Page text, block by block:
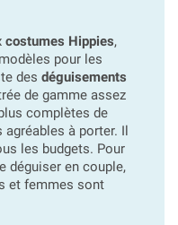
costumes Hippies,
pour les
des déguisements
de gamme assez
complètes de
à porter. Il
les budgets. Pour
déguiser en couple,
et femmes sont